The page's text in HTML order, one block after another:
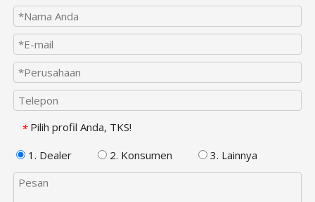
* Pilih profil Anda, TKS!
1. Dealer
2. Konsumen 3. Lainnya